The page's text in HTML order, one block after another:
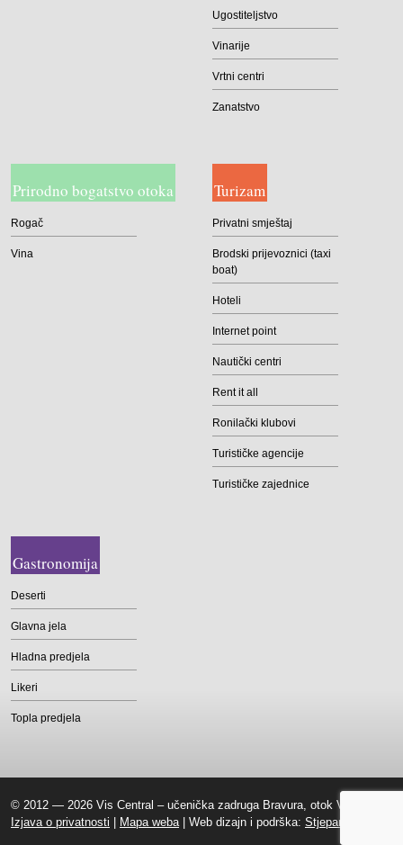
Ugostiteljstvo
Vinarije
Vrtni centri
Zanatstvo
Prirodno bogatstvo otoka
Rogač
Vina
Turizam
Privatni smještaj
Brodski prijevoznici (taxi
boat)
Hoteli
Internet point
Nautički centri
Rent it all
Ronilački klubovi
Turističke agencije
Turističke zajednice
Gastronomija
Deserti
Glavna jela
Hladna predjela
Likeri
Topla predjela
© 2012 — 2026 Vis Central – učenička zadruga Bravura, otok Vis |
Izjava o privatnosti
Mapa weba| Web dizajn i podrška: Stjepan Tafra